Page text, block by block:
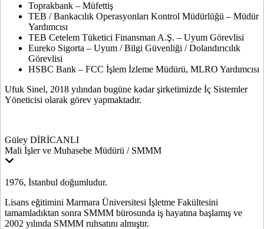
Toprakbank – Müfettiş
TEB / Bankacılık Operasyonları Kontrol Müdürlüğü – Müdür
Yardımcısı
TEB Cetelem Tüketici Finansman A.Ş. – Uyum Görevlisi
Eureko Sigorta – Uyum / Bilgi Güvenliği / Dolandırıcılık
Görevlisi
HSBC Bank – FCC İşlem İzleme Müdürü, MLRO Yardımcısı
Ufuk Sinel, 2018 yılından bugüne kadar şirketimizde İç Sistemler
Yöneticisi olarak görev yapmaktadır.
Güley DİRİCANLI
Mali İşler ve Muhasebe Müdürü / SMMM
1976, İstanbul doğumludur.
Lisans eğitimini Marmara Üniversitesi İşletme Fakültesini
tamamladıktan sonra SMMM bürosunda iş hayatına başlamış ve
2002 yılında SMMM ruhsatını almıştır.